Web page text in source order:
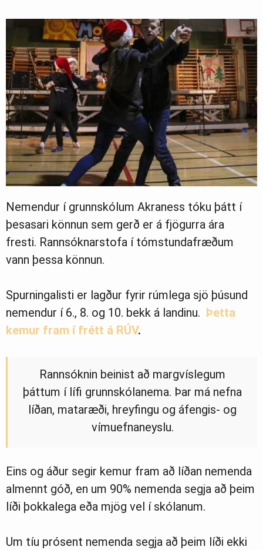
Nemendur í grunnskólum Akraness tóku þátt í
þesasari könnun sem gerð er á fjögurra ára
fresti. Rannsóknarstofa í tómstundafræðum
vann þessa könnun.
Spurningalisti er lagður fyrir rúmlega sjö þúsund
nemendur í 6., 8. og 10. bekk á landinu. Þetta
kemur fram í frétt á RÚV.
Rannsóknin beinist að margvíslegum
þáttum í lífi grunnskólanema. Þar má nefna
líðan, mataræði, hreyfingu og áfengis- og
vímuefnaneyslu.
Eins og áður segir kemur fram að líðan nemenda
almennt góð, en um 90% nemenda segja að þeim
líði þokkalega eða mjög vel í skólanum.
Um tíu prósent nemenda segja að þeim líði ekki